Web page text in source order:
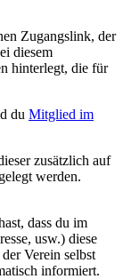
Zugangslink, der
diesem
hinterlegt, die für
du Mitglied im
zusätzlich auf
werden.
dass du im
usw.) diese
Verein selbst
informiert.